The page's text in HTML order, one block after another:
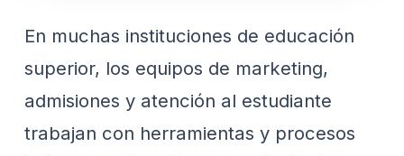
En muchas instituciones de educación
superior, los equipos de marketing,
admisiones y atención al estudiante
trabajan con herramientas y procesos